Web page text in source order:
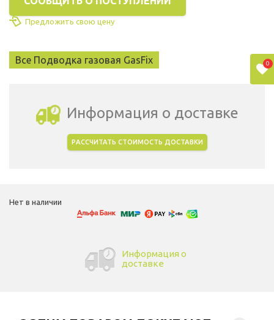
Предложить свою цену
Все Подводка газовая GasFix
Информация о доставке
РАССЧИТАТЬ СТОИМОСТЬ ДОСТАВКИ
Нет в наличии
Информация о
доставке
0